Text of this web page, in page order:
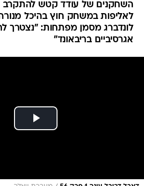
השחקנים של עודד קטש
לונדברג מסמן מפתחות: "נצטרך
אגרסיביים בריבאונד"